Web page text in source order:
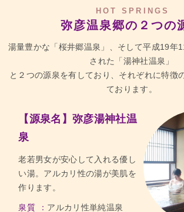
HOT SPRINGS
弥彦温泉郷の２つの
湯量豊かな「桜井郷温泉」、そして平成19年
された「湯神社温泉」
と２つの源泉を有しており、それぞれに特徴
ております。
【源泉名】弥彦湯神社温
泉
老若男女が安心して入れる優し
い湯。アルカリ性の湯が美肌を
作ります。
泉質
アルカリ性単純温泉